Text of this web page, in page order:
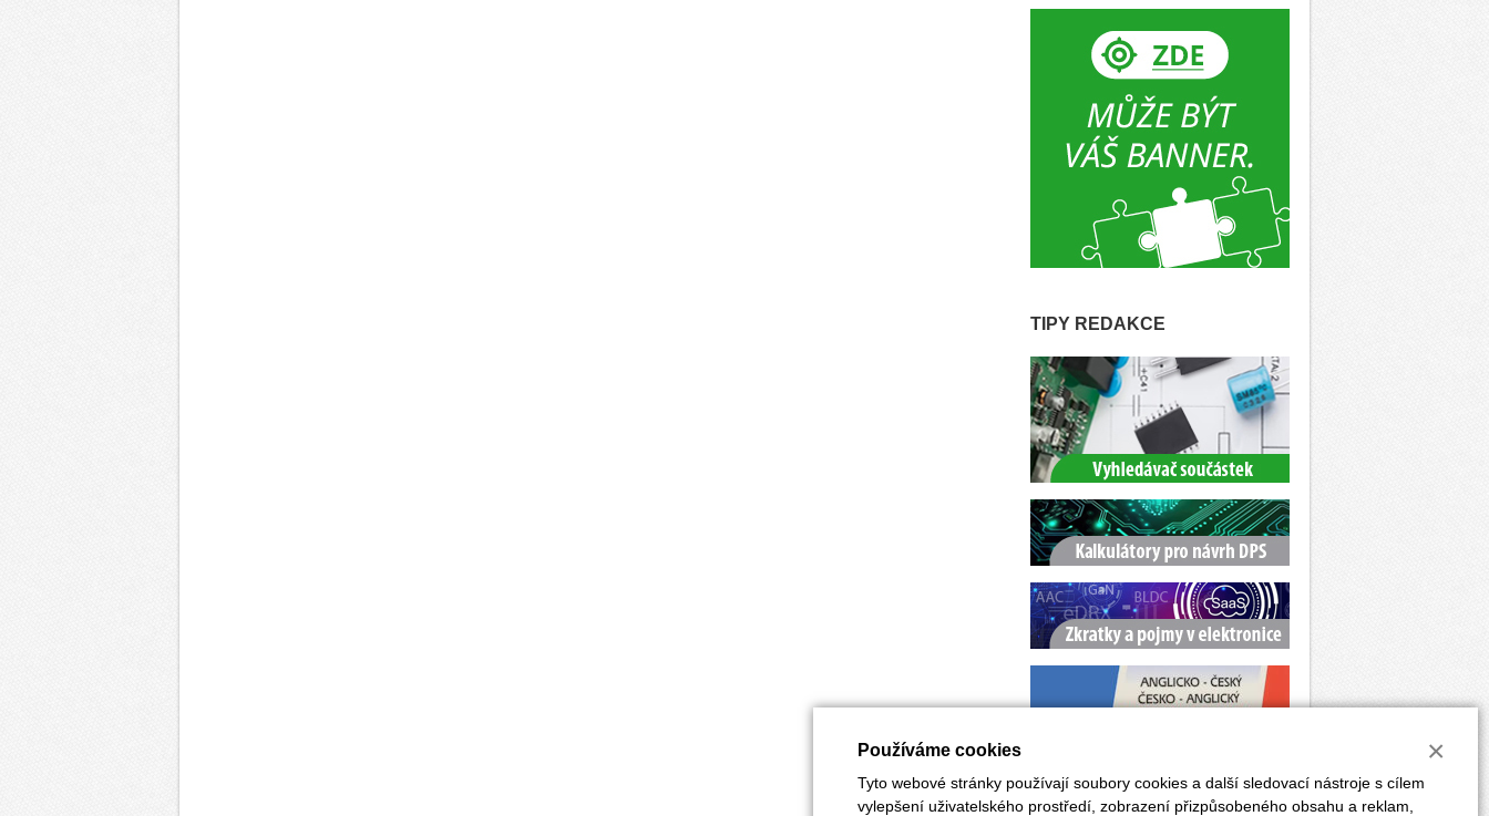
TIPY REDAKCE
Používáme cookies
Tyto webové stránky používají soubory cookies a další sledovací nástroje s cílem
vylepšení uživatelského prostředí, zobrazení přizpůsobeného obsahu a reklam,
×